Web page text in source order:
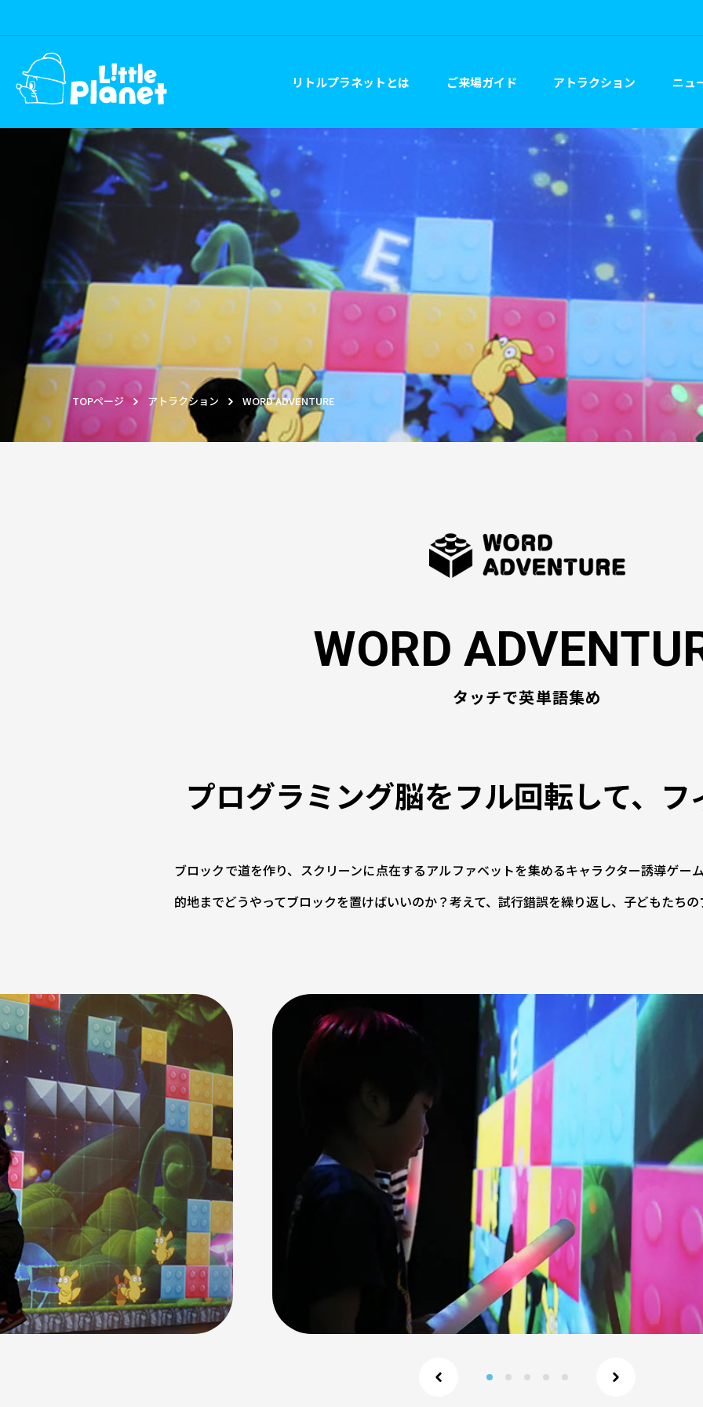
リトルプラネットとは ご来場ガイド アトラクション ニュ
TOPページ アトラクション WORD ADVENTURE
WORD
タッチで英単語集め
プログラミング脳をフル回転して、 フ
ブロックで道を作り、スクリーンに点在するアルファベットを集めるキャラクター誘導ゲー
的地までどうやってブロックを置けばいいのか？考えて、試行錯誤を繰り返し、子どもたち